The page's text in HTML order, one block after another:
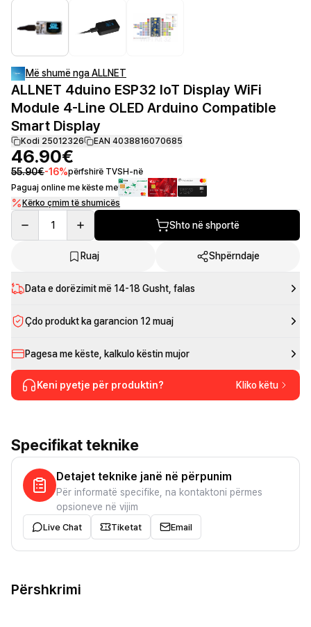
Më shumë nga ALLNET
ALLNET 4duino ESP32 IoT Display WiFi
Module 4-Line OLED Arduino Compatible
Smart Display
Kodi 25012326 EAN 4038816070685
46.90€
55.90€-16%përfshirë TVSH-në
Paguaj online me këste me
Kërko çmim të shumicës
1 Shto në shportë
Ruaj Shpërndaje
Data e dorëzimit më 14-18 Gusht , falas
Çdo produkt ka garancion 12 muaj
Pagesa me këste, kalkulo këstin mujor
Keni pyetje për produktin? Kliko këtu
Specifikat teknike
Detajet teknike janë në përpunim
Për informatë specifike, na kontaktoni përmes
opsioneve në vijim
Live Chat Tiketat Email
Përshkrimi